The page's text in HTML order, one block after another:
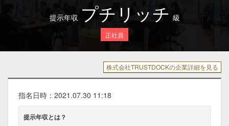
提示年収 プチリッチ 級
正社員
株式会社TRUSTDOCKの企業詳細を見る
指名日時：2021.07.30 11:18
提示年収とは？